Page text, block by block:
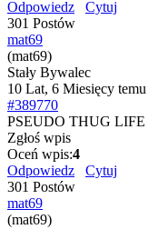
Odpowiedz
Cytuj
301 Postów
mat69
(mat69)
Stały Bywalec
10 Lat, 6 Miesięcy temu
#389770
PSEUDO THUG LIFE
Zgłoś wpis
Oceń wpis:4
Odpowiedz
Cytuj
301 Postów
mat69
(mat69)